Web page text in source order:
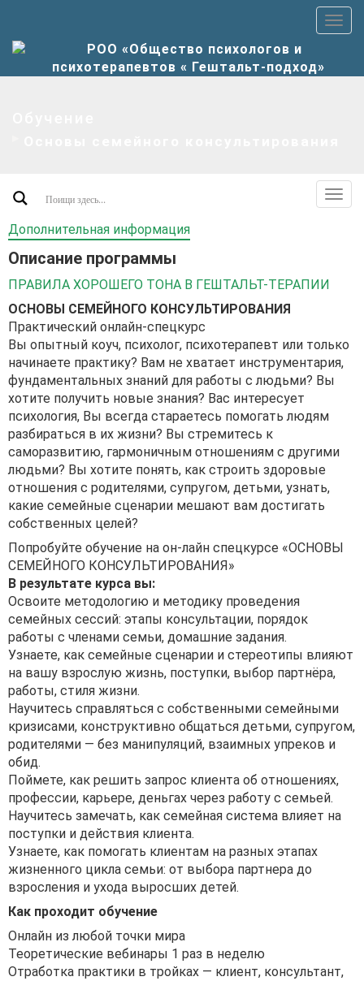
Дополнительная информация
Описание программы
ПРАВИЛА ХОРОШЕГО ТОНА В ГЕШТАЛЬТ-ТЕРАПИИ
ОСНОВЫ СЕМЕЙНОГО КОНСУЛЬТИРОВАНИЯ
Практический онлайн-спецкурс
Вы опытный коуч, психолог, психотерапевт или только
начинаете практику? Вам не хватает инструментария,
фундаментальных знаний для работы с людьми? Вы
хотите получить новые знания? Вас интересует
психология, Вы всегда стараетесь помогать людям
разбираться в их жизни? Вы стремитесь к
саморазвитию, гармоничным отношениям с другими
людьми? Вы хотите понять, как строить здоровые
отношения с родителями, супругом, детьми, узнать,
какие семейные сценарии мешают вам достигать
собственных целей?
Попробуйте обучение на он-лайн спецкурсе «ОСНОВЫ
СЕМЕЙНОГО КОНСУЛЬТИРОВАНИЯ»
В результате курса вы:
Освоите методологию и методику проведения
семейных сессий: этапы консультации, порядок
работы с членами семьи, домашние задания.
Узнаете, как семейные сценарии и стереотипы влияют
на вашу взрослую жизнь, поступки, выбор партнёра,
работы, стиля жизни.
Научитесь справляться с собственными семейными
кризисами, конструктивно общаться детьми, супругом,
родителями — без манипуляций, взаимных упреков и
обид.
Поймете, как решить запрос клиента об отношениях,
профессии, карьере, деньгах через работу с семьей.
Научитесь замечать, как семейная система влияет на
поступки и действия клиента.
Узнаете, как помогать клиентам на разных этапах
жизненного цикла семьи: от выбора партнера до
взросления и ухода выросших детей.
Как проходит обучение
Онлайн из любой точки мира
Теоретические вебинары 1 раз в неделю
Отработка практики в тройках — клиент, консультант,